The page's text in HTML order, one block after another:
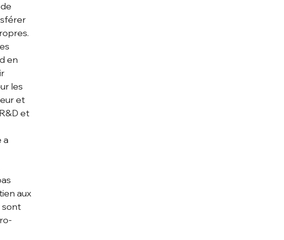
en
les
et
et
a
aux
sont